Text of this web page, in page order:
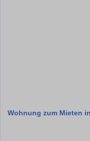
Wohnung zum Mieten